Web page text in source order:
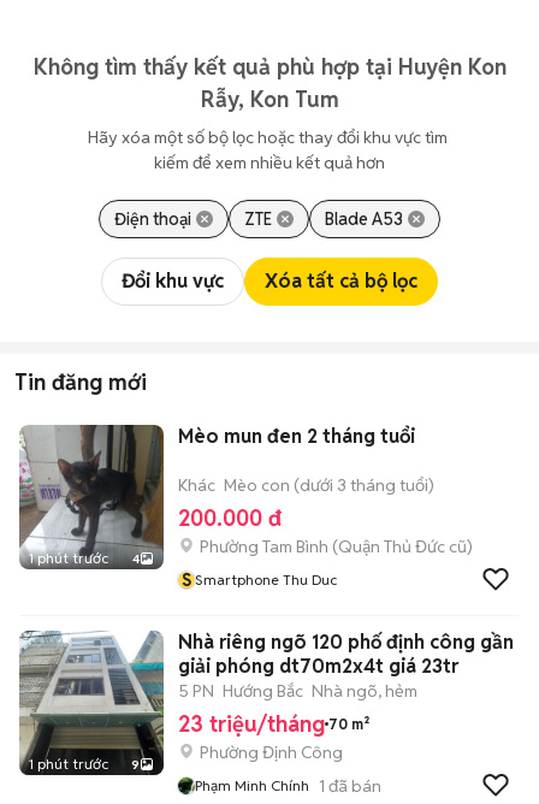
Không tìm thấy kết quả phù hợp tại Huyện Kon
Rẫy, Kon Tum
Hãy xóa một số bộ lọc hoặc thay đổi khu vực tìm
kiếm để xem nhiều kết quả hơn
Điện thoại ZTE Blade A53
Đổi khu vực Xóa tất cả bộ lọc
Tin đăng mới
1 phút trước 4
Mèo mun đen 2 tháng tuổi
Khác Mèo con (dưới 3 tháng tuổi)
200.000 đ
Phường Tam Bình (Quận Thủ Đức cũ)
S Smartphone Thu Duc
1 phút trước 9
Nhà riêng ngõ 120 phố định công gần
giải phóng dt70m2x4t giá 23tr
5 PN Hướng Bắc Nhà ngõ, hẻm
23 triệu/tháng 70 m²
Phường Định Công
Phạm Minh Chính 1 đã bán